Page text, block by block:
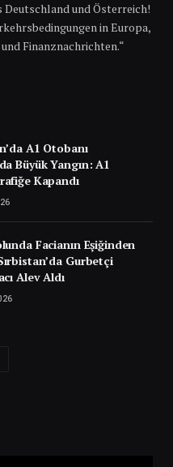
und Österreich!
in Europa,
Finanznachrichten.“
A1 Otobanı
Büyük Yangın: A1
Kapandı
Facianın Eşiğinden
Gurbetçi
Alev Aldı